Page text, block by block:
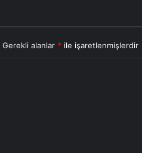
Gerekli alanlar * ile işaretlenmişlerdir